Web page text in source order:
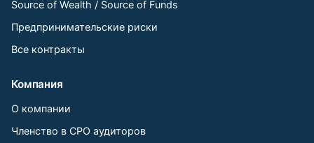
Source of Wealth / Source of Funds
Предпринимательские риски
Все контракты
Компания
О компании
Членство в СРО аудиторов